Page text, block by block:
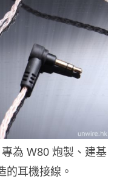
為 W80 炮製、建基
的耳機接線。